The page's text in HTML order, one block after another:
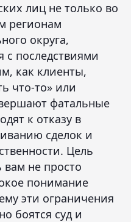
лиц не только во
регионам
округа,
с последствиями
как клиенты,
что-то» или
фатальные
к отказу в
сделок и
Цель
вам не просто
понимание
эти ограничения
боятся суд и